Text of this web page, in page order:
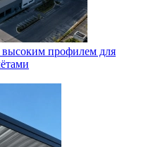
профилем для